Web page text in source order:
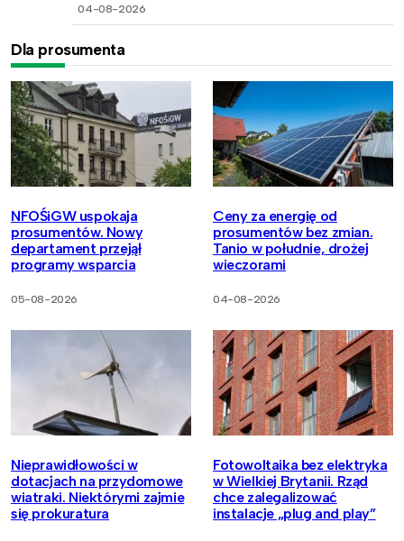
04-08-2026
Dla prosumenta
NFOŚiGW uspokaja
prosumentów. Nowy
departament przejął
programy wsparcia
05-08-2026
Ceny za energię od
prosumentów bez zmian.
Tanio w południe, drożej
wieczorami
04-08-2026
Nieprawidłowości w
dotacjach na przydomowe
wiatraki. Niektórymi zajmie
się prokuratura
Fotowoltaika bez elektryka
w Wielkiej Brytanii. Rząd
chce zalegalizować
instalacje „plug and play”